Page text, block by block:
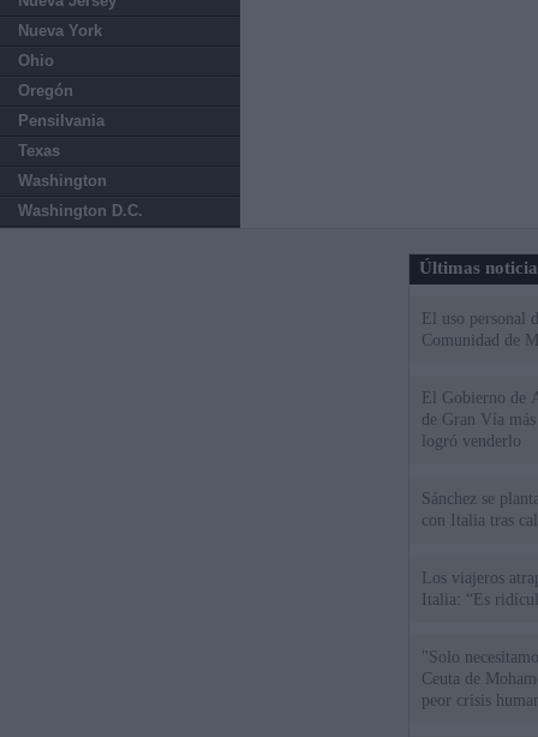
Nueva York
Ohio
Oregón
Pensilvania
Texas
Washington
Washington D.C.
Últimas
El uso personal
Comunidad de
El Gobierno de
de Gran Vía
logró venderlo
Sánchez se
con Italia tras
Los viajeros
Italia: “Es
"Solo
Ceuta de
peor crisis